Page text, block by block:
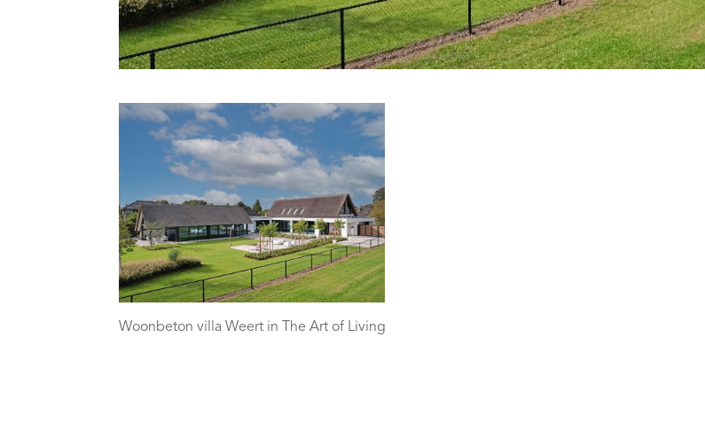
Woonbeton villa Weert in The Art of Living